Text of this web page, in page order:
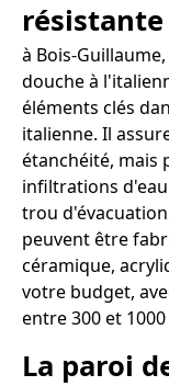
résistante
à Bois-
douche à
éléments clés
italienne. Il
étanchéité, mais
infiltrations
trou
peuvent être
céramique,
votre budget,
entre 300 et
La paroi